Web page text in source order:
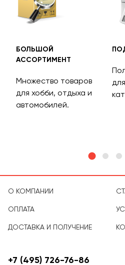
БОЛЬШОЙ
АССОРТИМЕНТ
Множество товаров
для хобби, отдыха и
автомобилей.
О КОМПАНИИ
ОПЛАТА
ДОСТАВКА И ПОЛУЧЕНИЕ
+7 (495) 726-76-86